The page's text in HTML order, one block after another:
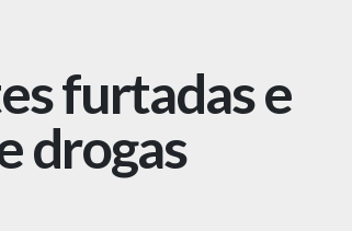
furtadas e
drogas